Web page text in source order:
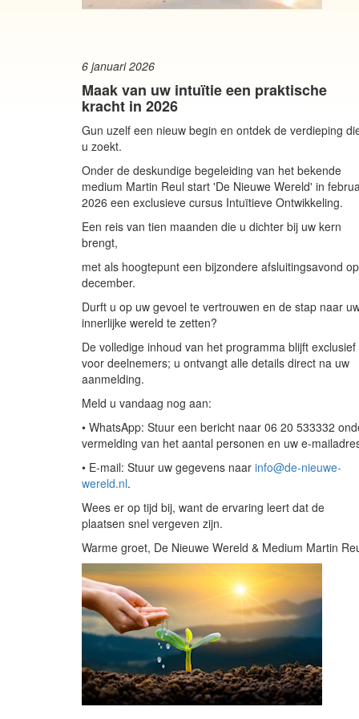
6 januari 2026
Maak van uw intuïtie een praktische
kracht in 2026
Gun uzelf een nieuw begin en ontdek de verdieping
u zoekt.
Onder de deskundige begeleiding van het bekende
medium Martin Reul start 'De Nieuwe Wereld' in
2026 een exclusieve cursus Intuïtieve Ontwikkeling.
Een reis van tien maanden die u dichter bij uw kern
brengt,
met als hoogtepunt een bijzondere afsluitingsavond
december.
Durft u op uw gevoel te vertrouwen en de stap naar
innerlijke wereld te zetten?
De volledige inhoud van het programma blijft exclusief
voor deelnemers; u ontvangt alle details direct na uw
aanmelding.
Meld u vandaag nog aan:
• WhatsApp: Stuur een bericht naar 06 20 533332
vermelding van het aantal personen en uw e-
• E-mail: Stuur uw gegevens naar info@de-nieuwe-
wereld.nl.
Wees er op tijd bij, want de ervaring leert dat de
plaatsen snel vergeven zijn.
Warme groet, De Nieuwe Wereld & Medium Martin